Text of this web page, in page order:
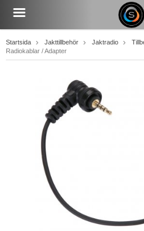
Startsida Jakttillbehör Jaktradio
Radiokablar / Adapter